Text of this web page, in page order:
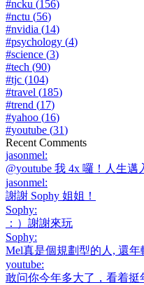
#ncku (156)
#nctu (56)
#nvidia (14)
#psychology (4)
#science (3)
#tech (90)
#tjc (104)
#travel (185)
#trend (17)
#yahoo (16)
#youtube (31)
Recent Comments
jasonmel:
@youtube 我 4x 囉！人生邁
jasonmel:
謝謝 Sophy 姐姐！
Sophy:
：）謝謝來玩
Sophy:
Mel真是個規劃型的人, 還年
youtube:
敢问你今年多大了，看着挺